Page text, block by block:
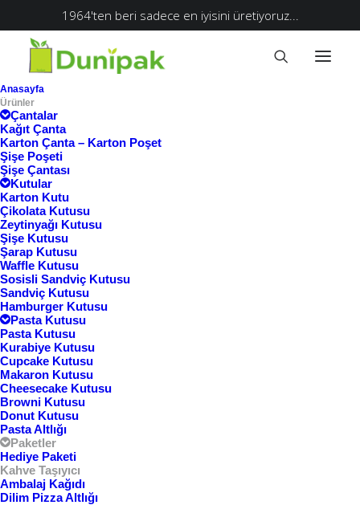
1964'ten beri sadece en iyisini üretiyoruz...
Anasayfa
Ürünler
Çantalar
Kağıt Çanta
Karton Çanta – Karton Poşet
Şişe Poşeti
Şişe Çantası
Kutular
Karton Kutu
Çikolata Kutusu
Zeytinyağı Kutusu
Şişe Kutusu
Şarap Kutusu
Waffle Kutusu
Sosisli Sandviç Kutusu
Sandviç Kutusu
Hamburger Kutusu
Pasta Kutusu
Pasta Kutusu
Kurabiye Kutusu
Cupcake Kutusu
Makaron Kutusu
Cheesecake Kutusu
Browni Kutusu
Donut Kutusu
Pasta Altlığı
Paketler
Hediye Paketi
Kahve Taşıyıcı
Ambalaj Kağıdı
Dilim Pizza Altlığı
Ana Sayfa Kahve Taşıyıcı
Kahve Taşıyıcı